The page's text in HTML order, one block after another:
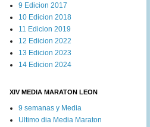
9 Edicion 2017
10 Edicion 2018
11 Edicion 2019
12 Edicion 2022
13 Edicion 2023
14 Edicion 2024
XIV MEDIA MARATON LEON
9 semanas y Media
Ultimo dia Media Maraton